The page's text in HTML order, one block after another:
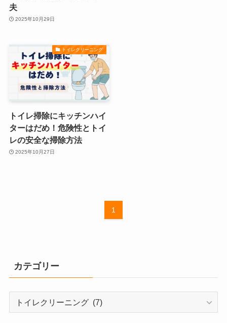
夫
2025年10月29日
トイレクリーニング
トイレ掃除にキッチンハイ
ターはだめ！危険性とトイ
レの安全な掃除方法
2025年10月27日
1
カテゴリー